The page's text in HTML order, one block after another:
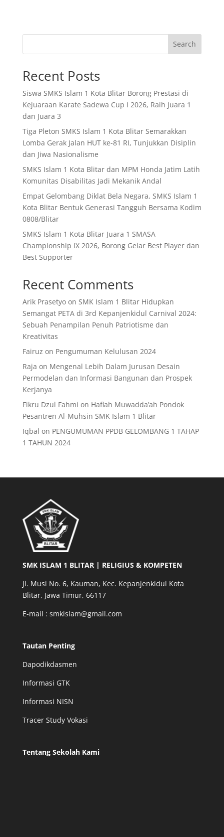
Search
Recent Posts
Siswa SMKS Islam 1 Kota Blitar Borong Prestasi di
Kejuaraan Karate Sadewa Cup I 2026, Raih Juara 1
dan Juara 3
Tiga Pleton SMKS Islam 1 Kota Blitar Semarakkan
Lomba Gerak Jalan HUT ke-81 RI, Tunjukkan Disiplin
dan Jiwa Nasionalisme
SMKS Islam 1 Kota Blitar dan MPM Honda Jatim Latih
Komunitas Disabilitas Jadi Mekanik Andal
Empat Gelombang Diklat Bela Negara, SMKS Islam 1
Kota Blitar Bentuk Generasi Tangguh Bersama Kodim
0808/Blitar
SMKS Islam 1 Kota Blitar Juara 1 SMASA
Championship IX 2026, Borong Gelar Best Player dan
Best Supporter
Recent Comments
Arik Prasetyoon SMK Islam 1 Blitar Hidupkan
Semangat PETA di 3rd Kepanjenkidul Carnival 2024:
Sebuah Penampilan Penuh Patriotisme dan
Kreativitas
Fairuz on Pengumuman Kelulusan 2024
Raja on Mengenal Lebih Dalam Jurusan Desain
Permodelan dan Informasi Bangunan dan Prospek
Kerjanya
Fikru Dzul Fahmi on Haflah Muwadda’ah Pondok
Pesantren Al-Muhsin SMK Islam 1 Blitar
Iqbal on PENGUMUMAN PPDB GELOMBANG 1 TAHAP
1 TAHUN 2024
SMK ISLAM 1 BLITAR | RELIGIUS & KOMPETEN
Jl. Musi No. 6, Kauman, Kec. Kepanjenkidul Kota
Blitar, Jawa Timur, 66117
E-mail : smkislam@gmail.com
Tautan Penting
Dapodikdasmen
Informasi GTK
Informasi NISN
Tracer Study Vokasi
Tentang Sekolah Kami